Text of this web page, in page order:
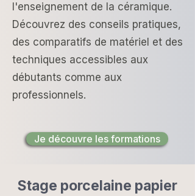
l'enseignement de la céramique.
Découvrez des conseils pratiques,
des comparatifs de matériel et des
techniques accessibles aux
débutants comme aux
professionnels.
Je découvre les formations
Stage porcelaine papier